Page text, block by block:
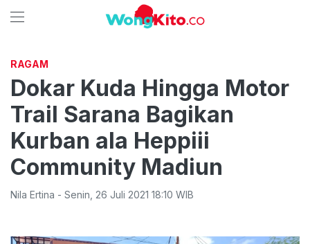
RAGAM
Dokar Kuda Hingga Motor
Trail Sarana Bagikan
Kurban ala Heppiii
Community Madiun
Nila Ertina - Senin 26 Juli 2021 18:10 WIB